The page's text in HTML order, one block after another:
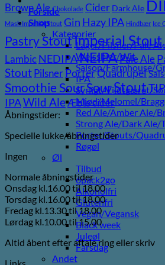
Forside
Shop
Kategorier
Lager/Pilsner/Pale
Weissbier/Wit
Saison/Farmhouse/
IPA
Syrligt/Vildtgæret/
Mjød/Melomel/
Red Ale/Amber Ale/
Strong Ale/Dark Ale/
Porter/Stouts/
Røgøl
Øl
Tilbud
6pack2go
Alkoholfri
Glutenfri
Vegan/Vegansk
Black week
Juleøl
Farsdag
Andet
Brown Ale Chokolade Cider Dark Ale
Mash Imperial Stout Gin Hazy IPA Hindbær Ice
Pastry StoutImperial Stout
Lambic NEDIPANEIPAPale Ale
Stout Pilsner PorterQuadrupel
Smoothie SourSourStout
IPAWild Ale Æble cider
Åbningstider:
Specielle lukke/åbningstider
Ingen
Normale åbningstider
Onsdag kl.16.00 til 18.00
Torsdag kl.16.00 til 18.00
Fredag kl.13.30 til 18.00
Lørdag kl.10.00 til 15.00
Altid åbent efter aftale ring eller skriv